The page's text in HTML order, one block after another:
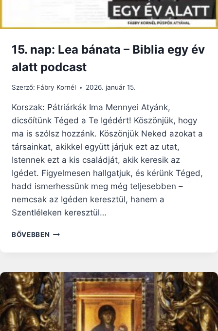
15. nap: Lea bánata – Biblia egy év
alatt podcast
Szerző: Fábry Kornél 2026. január 15.
Korszak: Pátriárkák Ima Mennyei Atyánk,
dicsőítünk Téged a Te Igédért! Köszönjük, hogy
ma is szólsz hozzánk. Köszönjük Neked azokat a
társainkat, akikkel együtt járjuk ezt az utat,
Istennek ezt a kis családját, akik keresik az
Igédet. Figyelmesen hallgatjuk, és kérünk Téged,
hadd ismerhessünk meg még teljesebben –
nemcsak az Igéden keresztül, hanem a
Szentléleken keresztül…
BŐVEBBEN 15.
–
BIBLIA
EGY
ÉV
ALATT
PODCAST